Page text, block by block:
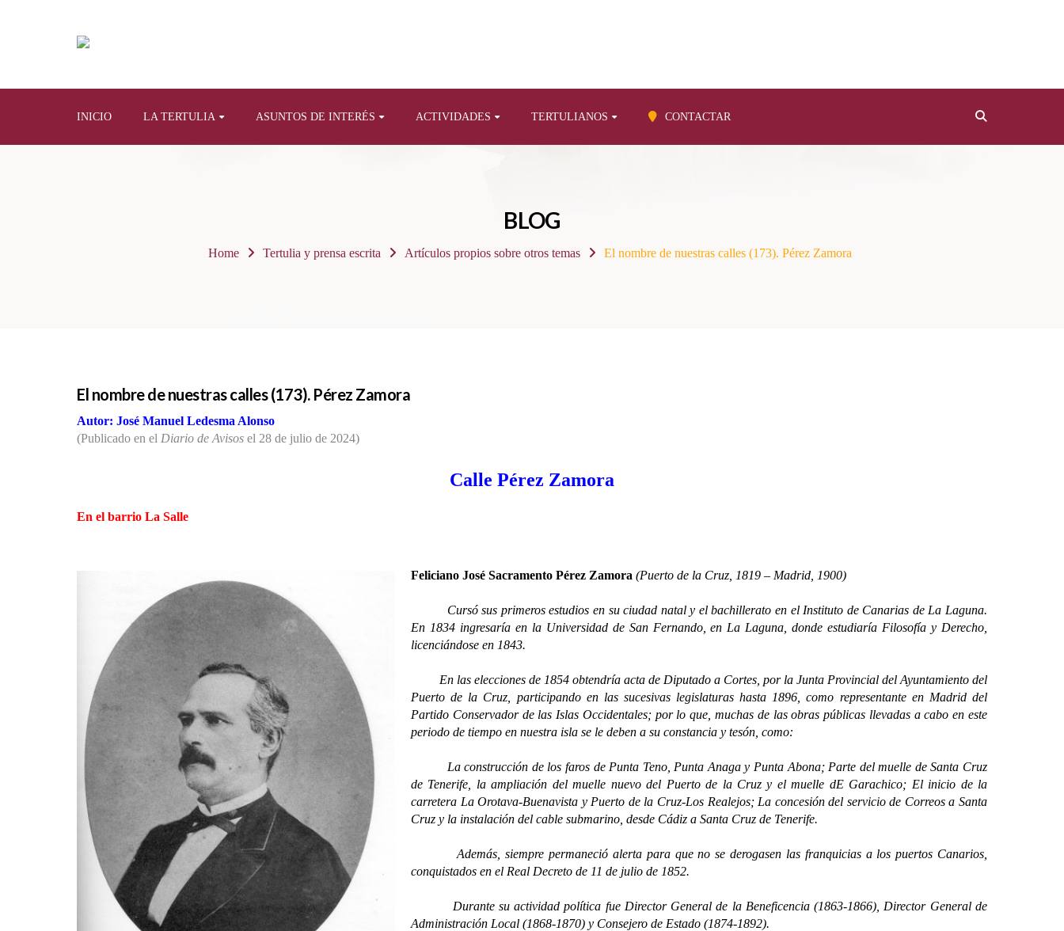
INICIO LA TERTULIA ASUNTOS DE INTERÉS ACTIVIDADES TERTULIANOS CONTACTAR
BLOG
Home Tertulia y prensa escrita Artículos propios sobre otros temas El nombre de nuestras calles (173). Pérez Zamora
El nombre de nuestras calles (173). Pérez Zamora
Autor: José Manuel Ledesma Alonso
(Publicado en el Diario de Avisos el 28 de julio de 2024)
Calle Pérez Zamora
En el barrio La Salle
Feliciano José Sacramento Pérez Zamora (Puerto de la Cruz, 1819 – Madrid, 1900)
Cursó sus primeros estudios en su ciudad natal y el bachillerato en el Instituto de Canarias de La Laguna.
En 1834 ingresaría en la Universidad de San Fernando, en La Laguna, donde estudiaría Filosofía y Derecho,
licenciándose en 1843.
En las elecciones de 1854 obtendría acta de Diputado a Cortes, por la Junta Provincial del Ayuntamiento del
Puerto de la Cruz, participando en las sucesivas legislaturas hasta 1896, como representante en Madrid del
Partido Conservador de las Islas Occidentales; por lo que, muchas de las obras públicas llevadas a cabo en este
periodo de tiempo en nuestra isla se le deben a su constancia y tesón, como:
La construcción de los faros de Punta Teno, Punta Anaga y Punta Abona; Parte del muelle de Santa Cruz
de Tenerife, la ampliación del muelle nuevo del Puerto de la Cruz y el muelle dE Garachico; El inicio de la
carretera La Orotava-Buenavista y Puerto de la Cruz-Los Realejos; La concesión del servicio de Correos a Santa
Cruz y la instalación del cable submarino, desde Cádiz a Santa Cruz de Tenerife.
Además, siempre permaneció alerta para que no se derogasen las franquicias a los puertos Canarios,
conquistados en el Real Decreto de 11 de julio de 1852.
Durante su actividad política fue Director General de la Beneficencia (1863-1866), Director General de
Administración Local (1868-1870) y Consejero de Estado (1874-1892).